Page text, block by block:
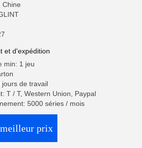
Chine
et d'expédition
min: 1 jeu
jours de travail
T / T, Western Union, Paypal
5000 séries / mois
prix